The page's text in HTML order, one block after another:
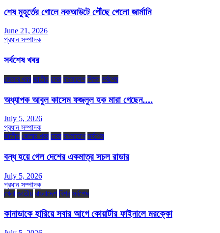
শেষ মুহূর্তের গোলে নকআউটে পৌঁছে গেলো জার্মানি
June 21, 2026
প্রধান সম্পাদক
সর্বশেষ খবর
জেলার খবর জাতীয় ঢাকা বাংলাদেশ শিক্ষা সর্বশেষ
অধ্যাপক আবুল কাসেম ফজলুল হক মারা গেছেন….
July 5, 2026
প্রধান সম্পাদক
জাতীয় জেলার খবর ঢাকা বাংলাদেশ সর্বশেষ
বন্ধ হয়ে গেল দেশের একমাত্র সচল রাডার
July 5, 2026
প্রধান সম্পাদক
খেলা জাতীয় বাংলাদেশ বিশ্ব সর্বশেষ
কানাডাকে হারিয়ে সবার আগে কোয়ার্টার ফাইনালে মরক্কো